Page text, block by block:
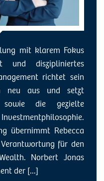
mit klarem Fokus
und diszipliniertes
richtet sein
neu aus und setzt
die gezielte
übernimmt Rebecca
für den
Norbert Jonas
der [...]